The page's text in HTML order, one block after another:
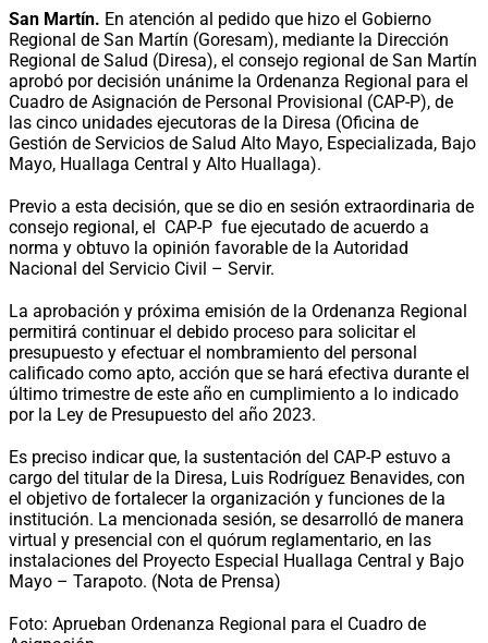
San Martín. En atención al pedido que hizo el Gobierno
Regional de San Martín (Goresam), mediante la Dirección
Regional de Salud (Diresa), el consejo regional de San Martín
aprobó por decisión unánime la Ordenanza Regional para el
Cuadro de Asignación de Personal Provisional (CAP-P), de
las cinco unidades ejecutoras de la Diresa (Oficina de
Gestión de Servicios de Salud Alto Mayo, Especializada, Bajo
Mayo, Huallaga Central y Alto Huallaga).
Previo a esta decisión, que se dio en sesión extraordinaria de
consejo regional, el CAP-P fue ejecutado de acuerdo a
norma y obtuvo la opinión favorable de la Autoridad
Nacional del Servicio Civil – Servir.
La aprobación y próxima emisión de la Ordenanza Regional
permitirá continuar el debido proceso para solicitar el
presupuesto y efectuar el nombramiento del personal
calificado como apto, acción que se hará efectiva durante el
último trimestre de este año en cumplimiento a lo indicado
por la Ley de Presupuesto del año 2023.
Es preciso indicar que, la sustentación del CAP-P estuvo a
cargo del titular de la Diresa, Luis Rodríguez Benavides, con
el objetivo de fortalecer la organización y funciones de la
institución. La mencionada sesión, se desarrolló de manera
virtual y presencial con el quórum reglamentario, en las
instalaciones del Proyecto Especial Huallaga Central y Bajo
Mayo – Tarapoto. (Nota de Prensa)
Foto: Aprueban Ordenanza Regional para el Cuadro de